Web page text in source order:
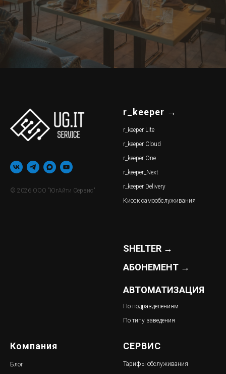
© 2026 ООО "ЮгАйти Сервис"
r_keeper →
r_keeper Lite
r_keeper Cloud
r_keeper One
r_keeper_Next
r_keeper Delivery
Киоск самообслуживания
SHELTER →
АБОНЕМЕНТ →
АВТОМАТИЗАЦИЯ
По подразделениям
По типу заведения
Компания
Блог
СЕРВИС
Тарифы обслуживания